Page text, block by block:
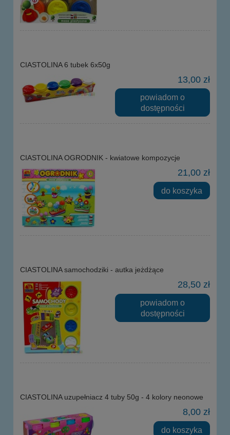
CIASTOLINA 6 tubek 6x50g
13,00 zł
powiadom o
dostępności
CIASTOLINA OGRODNIK - kwiatowe kompozycje
21,00 zł
do koszyka
CIASTOLINA samochodziki - autka jeżdżące
28,50 zł
powiadom o
dostępności
CIASTOLINA uzupełniacz 4 tuby 50g - 4 kolory neonowe
8,00 zł
do koszyka